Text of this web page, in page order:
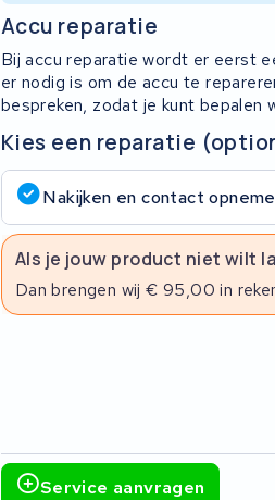
Accu reparatie
Bij accu reparatie wordt er eerst
er nodig is om de accu te
bespreken, zodat je kunt bepalen
Kies een reparatie
Nakijken en contact
Als je jouw product niet wilt
Dan brengen wij € 95,00 in
Service aanvragen